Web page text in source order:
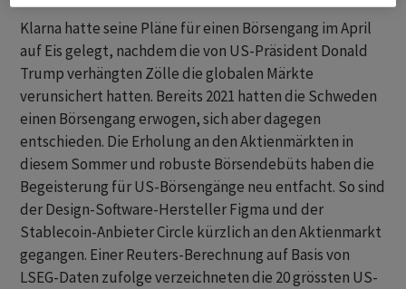
Klarna hatte seine Pläne für einen Börsengang im April
auf Eis gelegt, nachdem die von US-Präsident Donald
Trump verhängten Zölle die globalen Märkte
verunsichert hatten. Bereits 2021 hatten die Schweden
einen Börsengang erwogen, sich aber dagegen
entschieden. Die Erholung an den Aktienmärkten in
diesem Sommer und robuste Börsendebüts haben die
Begeisterung für US-Börsengänge neu entfacht. So sind
der Design-Software-Hersteller Figma und der
Stablecoin-Anbieter Circle kürzlich an den Aktienmarkt
gegangen. Einer Reuters-Berechnung auf Basis von
LSEG-Daten zufolge verzeichneten die 20 grössten US-